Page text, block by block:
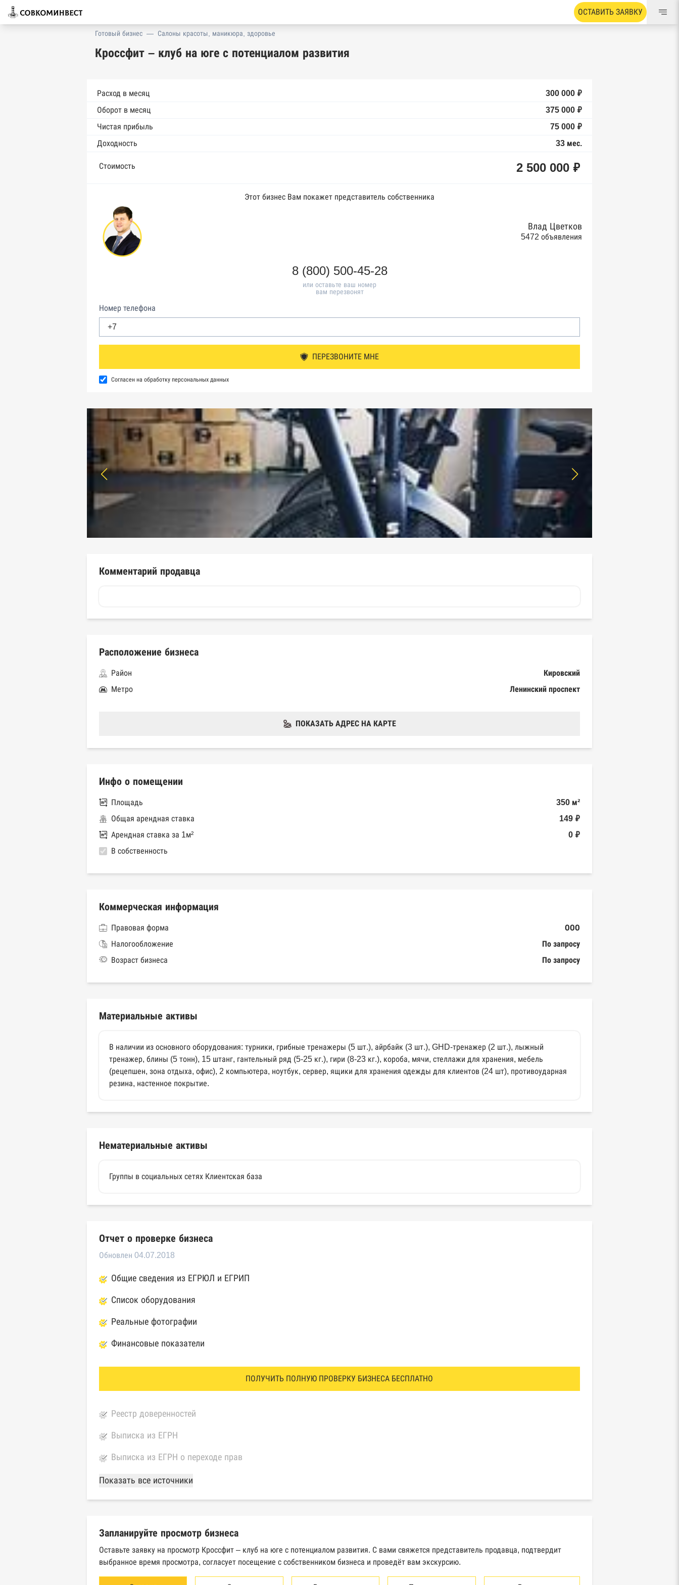
ОСТАВИТЬ ЗАЯВКУ
Готовый бизнес — Салоны красоты, маникюра, здоровье
Кроссфит – клуб на юге с потенциалом развития
Расход в месяц
300 000 ₽
Оборот в месяц
375 000 ₽
Чистая прибыль
75 000 ₽
Доходность
33 мес.
Стоимость 2 500 000 ₽
Этот бизнес Вам покажет представитель собственника
Влад Цветков
5472 объявления
8 (800) 500-45-28
или оставьте ваш номер
вам перезвонят
Номер телефона
ПЕРЕЗВОНИТЕ МНЕ
Согласен на обработку персональных данных
Комментарий продавца
Расположение бизнеса
Район
Кировский
Метро
Ленинский проспект
ПОКАЗАТЬ АДРЕС НА КАРТЕ
Инфо о помещении
Площадь
350 м²
Общая арендная ставка
149 ₽
Арендная ставка за 1м²
0 ₽
В собственность
Коммерческая информация
Правовая форма
ООО
Налогообложение
По запросу
Возраст бизнеса
По запросу
Материальные активы
В наличии из основного оборудования: турники, грибные тренажеры (5 шт.), айрбайк (3 шт.), GHD-тренажер (2 шт.), лыжный
тренажер, блины (5 тонн), 15 штанг, гантельный ряд (5-25 кг.), гири (8-23 кг.), короба, мячи, стеллажи для хранения, мебель
(рецепшен, зона отдыха, офис), 2 компьютера, ноутбук, сервер, ящики для хранения одежды для клиентов (24 шт), противоударная
резина, настенное покрытие.
Нематериальные активы
Группы в социальных сетях Клиентская база
Отчет о проверке бизнеса
Обновлен 04.07.2018
Общие сведения из ЕГРЮЛ и ЕГРИП
Список оборудования
Реальные фотографии
Финансовые показатели
ПОЛУЧИТЬ ПОЛНУЮ ПРОВЕРКУ БИЗНЕСА БЕСПЛАТНО
Реестр доверенностей
Выписка из ЕГРН
Выписка из ЕГРН о переходе прав
База Росстата
Реестры ЕГРЮЛ и ЕГРИП Федеральной налоговой службы России
Картотека арбитражных дел Высшего арбитражного суда
Единый федеральный реестр сведений о банкротстве юридических лиц
Показать все источники
Запланируйте просмотр бизнеса
Оставьте заявку на просмотр Кроссфит – клуб на юге с потенциалом развития. С вами свяжется представитель продавца, подтвердит
выбранное время просмотра, согласует посещение с собственником бизнеса и проведёт вам экскурсию.